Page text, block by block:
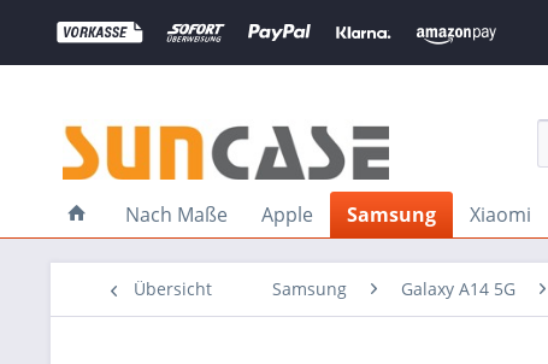
Nach Maße Apple Samsung Xiaomi
Übersicht Samsung Galaxy A14 5G